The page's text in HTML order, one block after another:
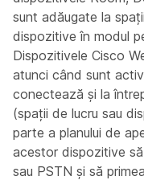
sunt adăugate la
dispozitive în modul
Dispozitivele Cisco
atunci când sunt
conectează și la
(spații de lucru sau
parte a planului de
acestor dispozitive
sau PSTN și să